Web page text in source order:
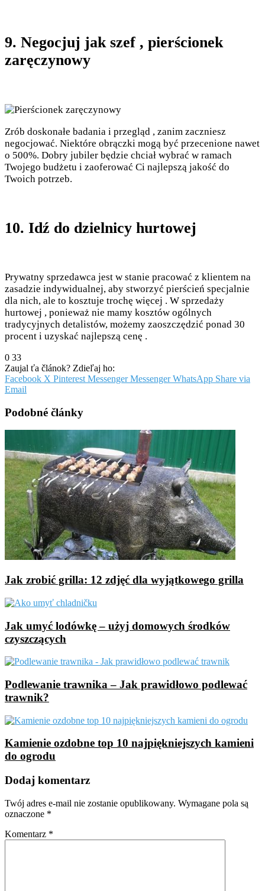
9. Negocjuj jak szef , pierścionek
zaręczynowy
Zrób doskonałe badania i przegląd , zanim zaczniesz
negocjować. Niektóre obrączki mogą być przecenione nawet
o 500%. Dobry jubiler będzie chciał wybrać w ramach
Twojego budżetu i zaoferować Ci najlepszą jakość do
Twoich potrzeb.
10. Idź do dzielnicy hurtowej
Prywatny sprzedawca jest w stanie pracować z klientem na
zasadzie indywidualnej, aby stworzyć pierścień specjalnie
dla nich, ale to kosztuje trochę więcej . W sprzedaży
hurtowej , ponieważ nie mamy kosztów ogólnych
tradycyjnych detalistów, możemy zaoszczędzić ponad 30
procent i uzyskać najlepszą cenę .
0 33
Zaujal ťa článok? Zdieľaj ho:
Facebook X Pinterest Messenger Messenger WhatsApp Share via
Email
Podobné články
Jak zrobić grilla: 12 zdjęć dla wyjątkowego grilla
Jak umyć lodówkę – użyj domowych środków
czyszczących
Podlewanie trawnika – Jak prawidłowo podlewać
trawnik?
Kamienie ozdobne top 10 najpiękniejszych kamieni
do ogrodu
Dodaj komentarz
Twój adres e-mail nie zostanie opublikowany. Wymagane pola są
oznaczone *
Komentarz *